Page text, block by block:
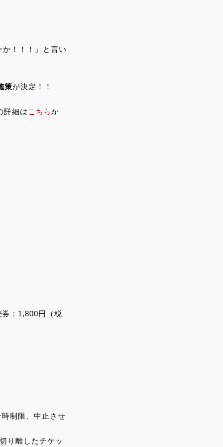
！！！」と言い
策が決定！！
詳細は こちらか
：1,800円（税
制限、中止させ
り離したチケッ